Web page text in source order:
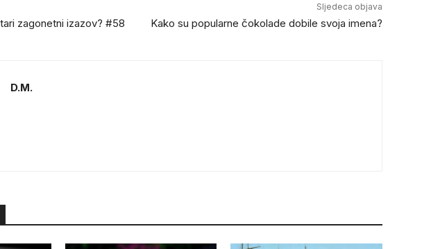
zagonetni izazov? #58
Sljedeca objava
Kako su popularne čokolade dobile svoja imena?
D.M.